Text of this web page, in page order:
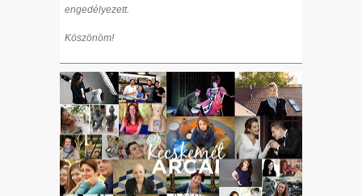
engedélyezett.
Köszönöm!